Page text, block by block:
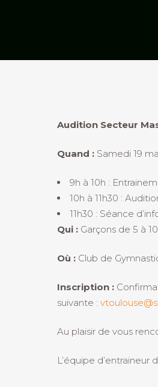
Audition Secteur
Quand : Samedi 19
9h à 10h :
10h à 11h30 :
11h30 : Séance
Qui : Garçons de 5 à
Où : Club de
Inscription :
suivante :
Au plaisir de vous
L’équipe d’entraineur